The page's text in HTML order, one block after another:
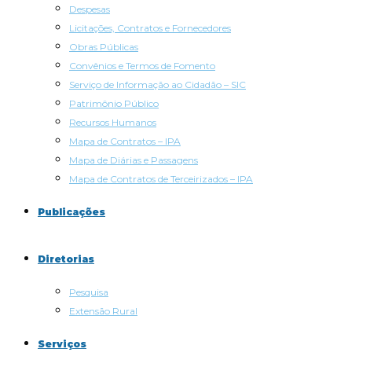
Despesas
Licitações, Contratos e Fornecedores
Obras Públicas
Convênios e Termos de Fomento
Serviço de Informação ao Cidadão – SIC
Patrimônio Público
Recursos Humanos
Mapa de Contratos – IPA
Mapa de Diárias e Passagens
Mapa de Contratos de Terceirizados – IPA
Publicações
Diretorias
Pesquisa
Extensão Rural
Serviços